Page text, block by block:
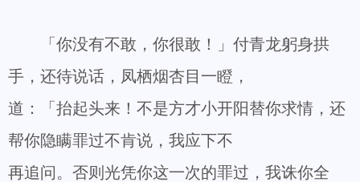
「你没有不敢，你很敢！」付青龙躬身拱
手，还待说话，凤栖烟杏目一瞪，
道：「抬起头来！不是方才小开阳替你求情，还
帮你隐瞒罪过不肯说，我应下不
再追问。否则光凭你这一次的罪过，我诛你全